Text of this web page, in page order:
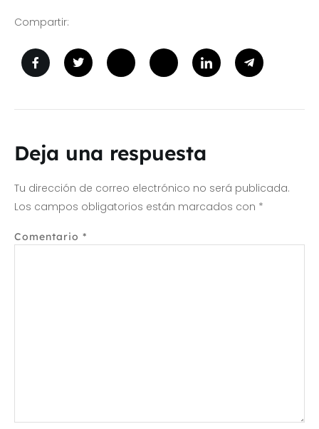
Compartir:
Deja una respuesta
Tu dirección de correo electrónico no será publicada.
Los campos obligatorios están marcados con *
Comentario *